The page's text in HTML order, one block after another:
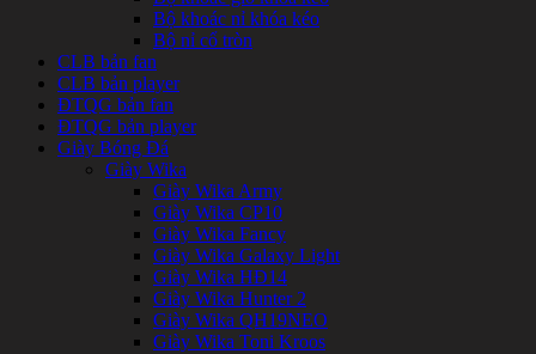
Bộ khoác nỉ khóa kéo
Bộ nỉ cổ tròn
CLB bản fan
CLB bản player
ĐTQG bản fan
ĐTQG bản player
Giày Bóng Đá
Giày Wika
Giày Wika Army
Giày Wika CP10
Giày Wika Fancy
Giày Wika Galaxy Light
Giày Wika HĐ14
Giày Wika Hunter 2
Giày Wika QH19NEO
Giày Wika Toni Kroos